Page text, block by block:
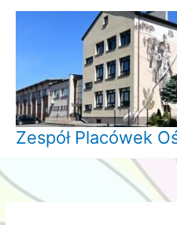
Zespół Placówek